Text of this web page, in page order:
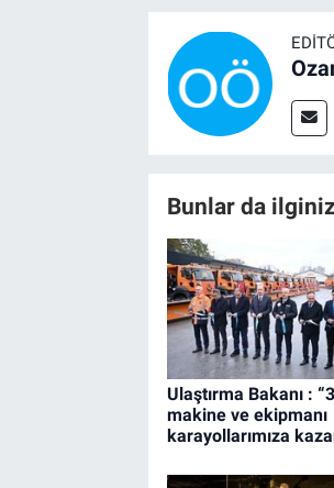
Bunlar da
Ulaştırma Bakanı :
makine ve ekipmanı
karayollarımıza